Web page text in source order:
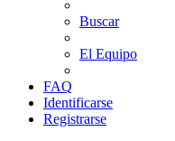
Buscar
El Equipo
FAQ
Identificarse
Registrarse